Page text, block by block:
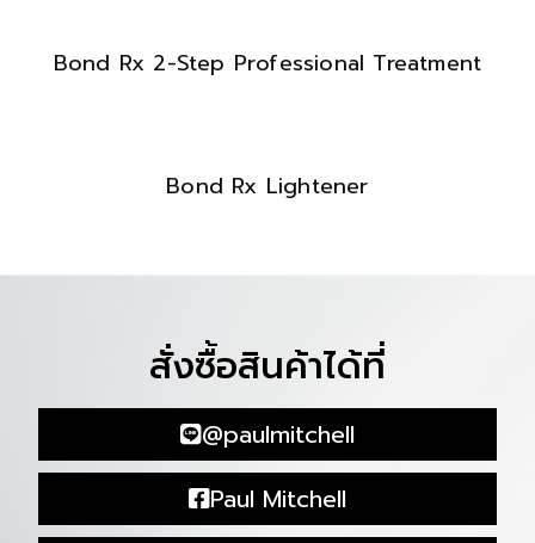
Bond Rx 2-Step Professional Treatment
Bond Rx Lightener
สั่งซื้อสินค้าได้ที่
@paulmitchell
Paul Mitchell